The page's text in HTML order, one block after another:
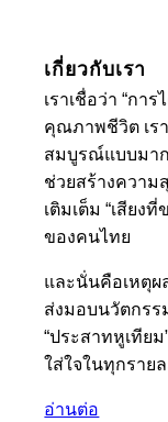
เกี่ยวกับเรา
เราเชื่อว่า “กา
คุณภาพชีวิต เร
สมบูรณ์แบบมาก
ช่วยสร้างความ
เติมเต็ม “เสียง
ของคนไทย
และนั่นคือเหตุผ
ส่งมอบนวัตกรร
“ประสาทหูเทีย
ใส่ใจในทุกราย
อ่านต่อ